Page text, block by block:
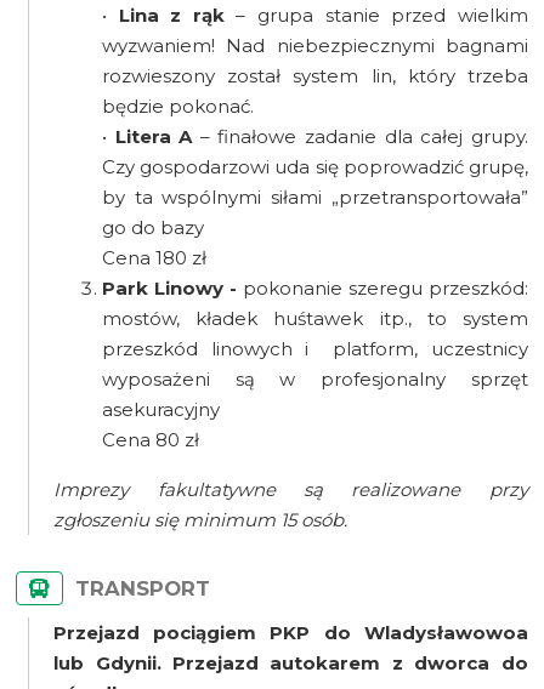
• Lina z rąk– grupa stanie przed wielkim
wyzwaniem! Nad niebezpiecznymi bagnami
rozwieszony został system lin, który trzeba
będzie pokonać.
• Litera A – finałowe zadanie dla całej grupy.
Czy gospodarzowi uda się poprowadzić grupę,
by ta wspólnymi siłami „przetransportowała”
go do bazy
Cena 180 zł
Park Linowy - pokonanie szeregu przeszkód:
mostów, kładek huśtawek itp., to system
przeszkód linowych i platform, uczestnicy
wyposażeni są w profesjonalny sprzęt
asekuracyjny
Cena 80 zł
Imprezy fakultatywne są realizowane przy
zgłoszeniu się minimum 15 osób.
TRANSPORT
Przejazd pociągiem PKP do Wladysławowoa
lub Gdynii. Przejazd autokarem z dworca do